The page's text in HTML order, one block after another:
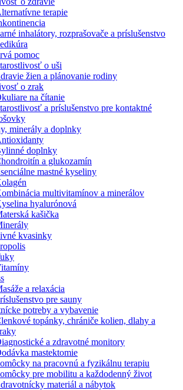
terapie
inhalátory, rozprašovače a príslušenstvo
pomoc
o uši
žien a plánovanie rodiny
o zrak
na čítanie
a príslušenstvo pre kontaktné
minerály a doplnky
doplnky
a glukozamín
mastné kyseliny
multivitamínov a minerálov
hyalurónová
kašička
kvasinky
a relaxácia
pre sauny
potreby a vybavenie
topánky, chrániče kolien, dlahy a
a zdravotné monitory
mastektomie
na pracovnú a fyzikálnu terapiu
pre mobilitu a každodenný život
materiál a nábytok